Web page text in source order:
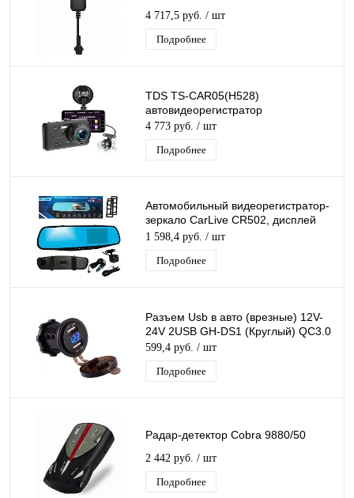
4 717,5 руб. / шт
Подробнее
TDS TS-CAR05(H528)
автовидеорегистратор
4 773 руб. / шт
Подробнее
Автомобильный видеорегистратор-
зеркало CarLive CR502, дисплей
4,3”, две камеры, ночная съемка,
звук
1 598,4 руб. / шт
Подробнее
Разъем Usb в авто (врезные) 12V-
24V 2USB GH-DS1 (Круглый) QC3.0
599,4 руб. / шт
Подробнее
Радар-детектор Cobra 9880/50
2 442 руб. / шт
Подробнее